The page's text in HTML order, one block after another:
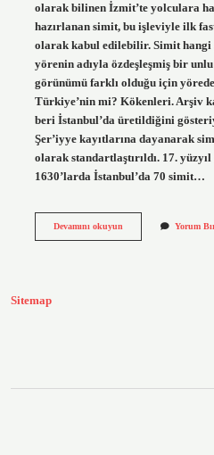
olarak bilinen İzmit’te yolculara
hazırlanan simit, bu işleviyle ilk
olarak kabul edilebilir. Simit hangi
yörenin adıyla özdeşleşmiş bir
görünümü farklı olduğu için
Türkiye’nin mi? Kökenleri. Arşiv
beri İstanbul’da üretildiğini
Şer’iyye kayıtlarına dayanarak
olarak standartlaştırıldı. 17.
1630’larda İstanbul’da 70 simit…
Devamını okuyunSimiti
Yorum
Sitemap